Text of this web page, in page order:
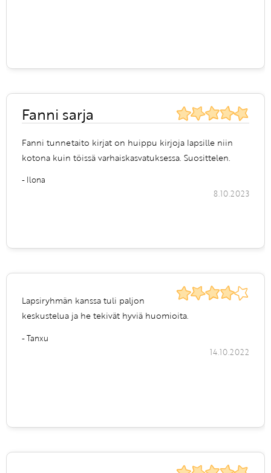
Fanni sarja
Fanni tunnetaito kirjat on huippu kirjoja lapsille niin
kotona kuin töissä varhaiskasvatuksessa. Suosittelen.
- Ilona
8.10.2023
Lapsiryhmän kanssa tuli paljon
keskustelua ja he tekivät hyviä huomioita.
- Tanxu
14.10.2022